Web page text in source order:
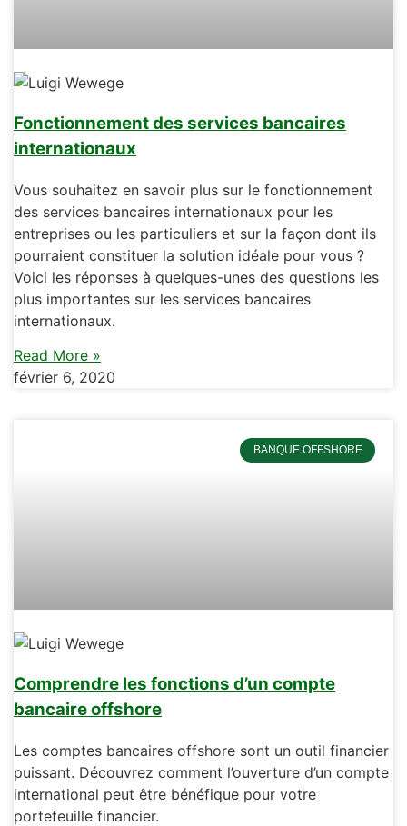
Fonctionnement des services bancaires
internationaux
Vous souhaitez en savoir plus sur le fonctionnement
des services bancaires internationaux pour les
entreprises ou les particuliers et sur la façon dont ils
pourraient constituer la solution idéale pour vous ?
Voici les réponses à quelques-unes des questions les
plus importantes sur les services bancaires
internationaux.
Read More »
février 6, 2020
BANQUE OFFSHORE
Comprendre les fonctions d’un compte
bancaire offshore
Les comptes bancaires offshore sont un outil financier
puissant. Découvrez comment l’ouverture d’un compte
international peut être bénéfique pour votre
portefeuille financier.